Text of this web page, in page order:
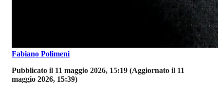
Fabiano Polimeni
Pubblicato il 11 maggio 2026, 15:19 (Aggiornato il 11
maggio 2026, 15:39)